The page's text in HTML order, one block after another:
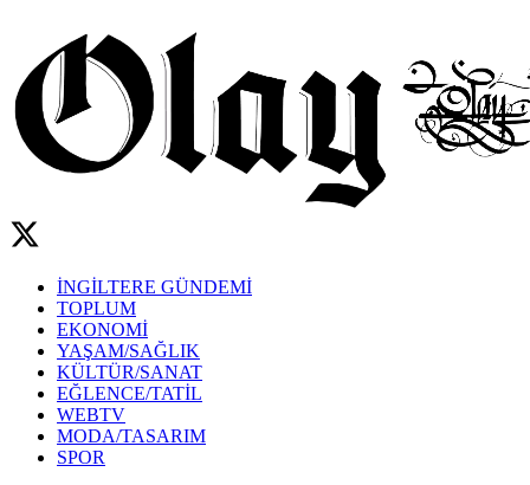
İNGİLTERE GÜNDEMİ
TOPLUM
EKONOMİ
YAŞAM/SAĞLIK
KÜLTÜR/SANAT
EĞLENCE/TATİL
WEBTV
MODA/TASARIM
SPOR